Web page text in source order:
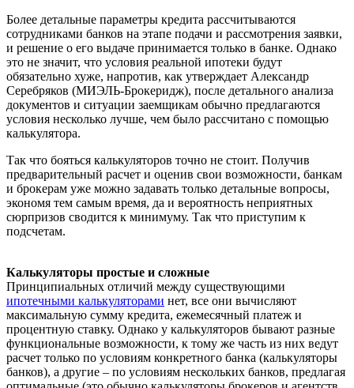
Более детальные параметры кредита рассчитываются
сотрудниками банков на этапе подачи и рассмотрения заявки,
и решение о его выдаче принимается только в банке. Однако
это не значит, что условия реальной ипотеки будут
обязательно хуже, напротив, как утверждает Александр
Серебряков (МИЭЛЬ-Брокеридж), после детального анализа
документов и ситуации заемщикам обычно предлагаются
условия несколько лучше, чем было рассчитано с помощью
калькулятора.
Так что бояться калькуляторов точно не стоит. Получив
предварительный расчет и оценив свои возможности, банкам
и брокерам уже можно задавать только детальные вопросы,
экономя тем самым время, да и вероятность неприятных
сюрпризов сводится к минимуму. Так что приступим к
подсчетам.
Калькуляторы простые и сложные
Принципиальных отличий между существующими
ипотечными калькуляторами нет, все они вычисляют
максимальную сумму кредита, ежемесячный платеж и
процентную ставку. Однако у калькуляторов бывают разные
функциональные возможности, к тому же часть из них ведут
расчет только по условиям конкретного банка (калькуляторы
банков), а другие – по условиям нескольких банков, предлагая